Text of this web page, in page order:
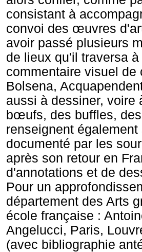
consistant à
convoi des œuvres
avoir passé plusieurs
de lieux qu'il traversa
commentaire visuel de
Bolsena,
aussi à dessiner, voire
bœufs, des buffles,
renseignent
documenté par les
après son retour en
d'annotations et de
Pour un
département des Arts
école française :
Angelucci, Paris,
(avec bibliographie